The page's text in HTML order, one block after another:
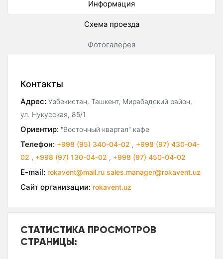
Информация
Схема проезда
Фотогалерея
Контакты
Адрес: Узбекистан, Ташкент, Мирабадский район,
ул. Нукусская, 85/1
Ориентир: "Восточный квартал" кафе
Телефон: +998 (95) 340-04-02 , +998 (97) 430-04-
02 , +998 (97) 130-04-02 , +998 (97) 450-04-02
E-mail: rokavent@mail.ru sales.manager@rokavent.uz
Сайт организации: rokavent.uz
СТАТИСТИКА ПРОСМОТРОВ
СТРАНИЦЫ: